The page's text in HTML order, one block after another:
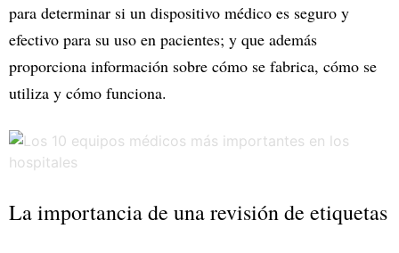
para determinar si un dispositivo médico es seguro y
efectivo para su uso en pacientes; y que además
proporciona información sobre cómo se fabrica, cómo se
utiliza y cómo funciona.
La importancia de una revisión de etiquetas